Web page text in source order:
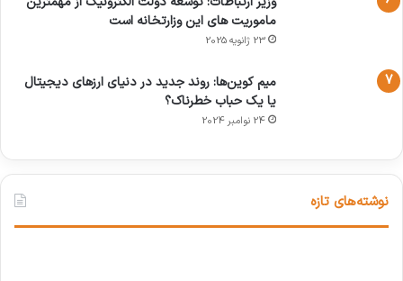
ماموریت های این وزارتخانه است
23 ژانویه 2025
میم کوین‌ها: روند جدید در دنیای ارزهای دیجیتال
یا یک حباب خطرناک؟
24 نوامبر 2024
نوشته‌های تازه